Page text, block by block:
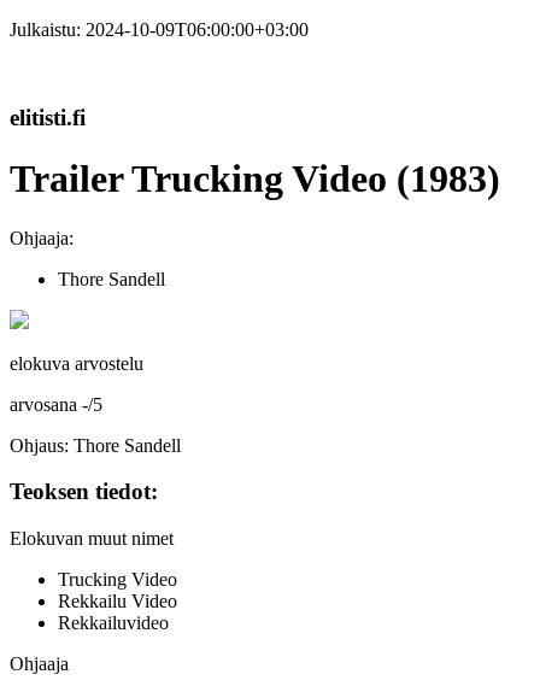
Julkaistu: 2024-10-09T06:00:00+03:00
elitisti.fi
Trailer Trucking Video (1983)
Ohjaaja:
Thore Sandell
elokuva arvostelu
arvosana -/5
Ohjaus: Thore Sandell
Teoksen tiedot:
Elokuvan muut nimet
Trucking Video
Rekkailu Video
Rekkailuvideo
Ohjaaja